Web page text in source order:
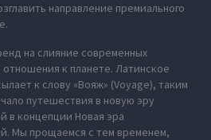
направление премиального
на слияние современных
отношения к планете. Латинское
к слову «Вояж» (Voyage), таким
путешествия в новую эру
в концепции Новая эра
Мы прощаемся с тем временем,